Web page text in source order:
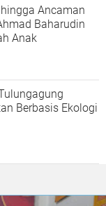
Ancaman
Baharudin
Anak
Berbasis Ekologi